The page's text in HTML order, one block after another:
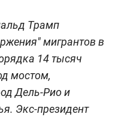
Трамп
мигрантов в
14 тысяч
мостом,
Дель-Рио и
Экс-президент